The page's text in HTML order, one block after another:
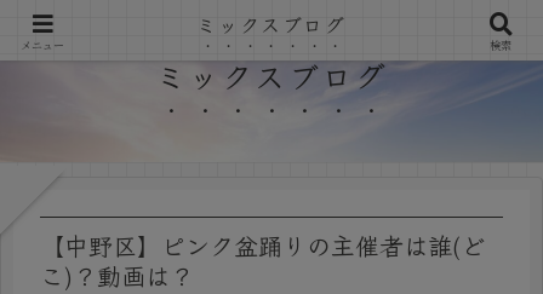
ミックスブログ
【中野区】ピンク盆踊りの主催者は誰(ど
こ)？動画は？
メニュー
ミックスブログ
検索